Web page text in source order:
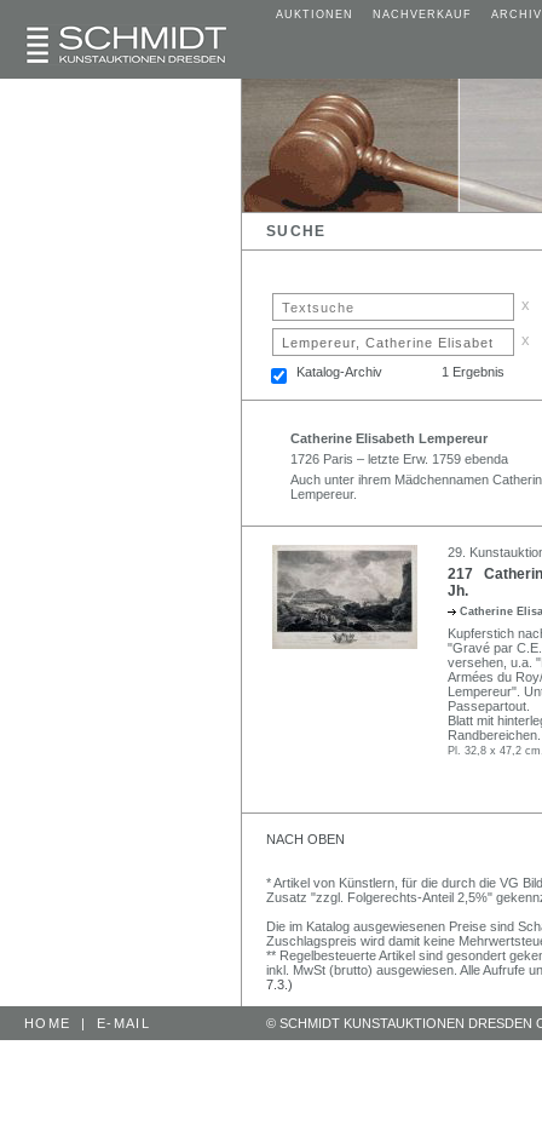
AUKTIONEN NACHVERKAUF ARCHIV
SUCHE
x
x
Katalog-Archiv 1 Ergebnis
Catherine Elisabeth Lempereur
1726 Paris – letzte Erw. 1759 ebenda
Auch unter ihrem Mädchennamen
Lempereur.
29.
217
Jh.
Catherine
Kupferstich
"Gravé par
versehen, u.a.
Armées du
Lempereur".
Passepartout.
Blatt mit
Randbereichen.
Pl. 32,8 x 47,2
NACH OBEN
* Artikel von Künstlern, für die durch die VG
Zusatz "zzgl. Folgerechts-Anteil 2,5%"
Die im Katalog ausgewiesenen Preise sind
Zuschlagspreis wird damit keine
** Regelbesteuerte Artikel sind gesondert
inkl. MwSt (brutto) ausgewiesen. Alle Aufrufe
7.3.)
HOME | E-MAIL © SCHMIDT KUNSTAUKTIONEN DRESDEN